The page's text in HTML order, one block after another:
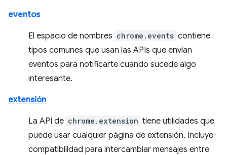
eventos
El espacio de nombres chrome.events contiene
tipos comunes que usan las APIs que envían
eventos para notificarte cuando sucede algo
interesante.
extensión
La API de chrome.extension tiene utilidades que
puede usar cualquier página de extensión. Incluye
compatibilidad para intercambiar mensajes entre